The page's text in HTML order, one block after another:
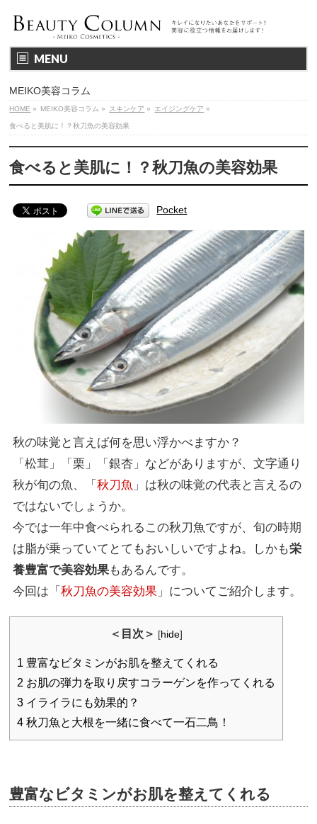
MENU
MEIKO美容コラム
HOME » MEIKO美容コラム » スキンケア » エイジングケア »
食べると美肌に！？秋刀魚の美容効果
食べると美肌に！？秋刀魚の美容効果
Pocket
秋の味覚と言えば何を思い浮かべますか？
「松茸」「栗」「銀杏」などがありますが、文字通り
秋が旬の魚、「秋刀魚 」は秋の味覚の代表と言えるの
ではないでしょうか。
今では一年中食べられるこの秋刀魚ですが、旬の時期
は脂が乗っていてとてもおいしいですよね。しかも栄
養豊富で美容効果もあるんです。
今回は「秋刀魚の美容効果 」についてご紹介します。
＜目次＞ [hide]
1 豊富なビタミンがお肌を整えてくれる
2 お肌の弾力を取り戻すコラーゲンを作ってくれる
3 イライラにも効果的？
4 秋刀魚と大根を一緒に食べて一石二鳥！
豊富なビタミンがお肌を整えてくれる